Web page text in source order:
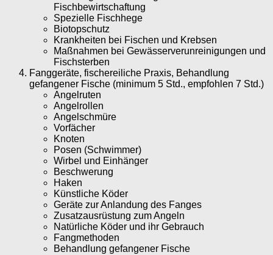
Fischbewirtschaftung
Spezielle Fischhege
Biotopschutz
Krankheiten bei Fischen und Krebsen
Maßnahmen bei Gewässerverunreinigungen und
Fischsterben
Fanggeräte, fischereiliche Praxis, Behandlung
gefangener Fische (minimum 5 Std., empfohlen 7 Std.)
Angelruten
Angelrollen
Angelschmüre
Vorfächer
Knoten
Posen (Schwimmer)
Wirbel und Einhänger
Beschwerung
Haken
Künstliche Köder
Geräte zur Anlandung des Fanges
Zusatzausrüstung zum Angeln
Natürliche Köder und ihr Gebrauch
Fangmethoden
Behandlung gefangener Fische